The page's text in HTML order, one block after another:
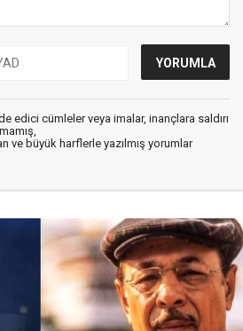
edici cümleler veya imalar, inançlara saldırı
ve büyük harflerle yazılmış yorumlar